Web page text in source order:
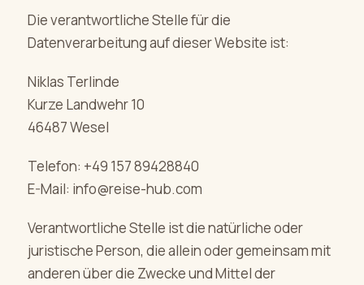
Die verantwortliche Stelle für die
Datenverarbeitung auf dieser Website ist:
Niklas Terlinde
Kurze Landwehr 10
46487 Wesel
Telefon: +49 157 89428840
E-Mail: info@reise-hub.com
Verantwortliche Stelle ist die natürliche oder
juristische Person, die allein oder gemeinsam mit
anderen über die Zwecke und Mittel der